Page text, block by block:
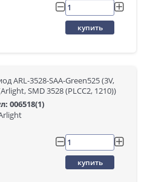
купить
ARL-3528-SAA-Green525 (3V,
SMD 3528 (PLCC2, 1210))
006518(1)
купить